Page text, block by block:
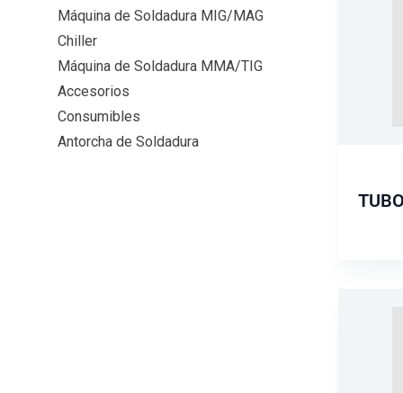
Máquina de Soldadura MIG/MAG
Chiller
Máquina de Soldadura MMA/TIG
Accesorios
Consumibles
Antorcha de Soldadura